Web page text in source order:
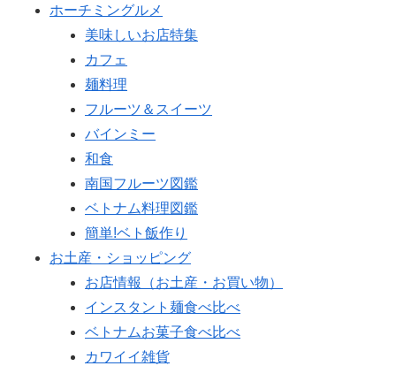
ホーチミングルメ
美味しいお店特集
カフェ
麺料理
フルーツ＆スイーツ
バインミー
和食
南国フルーツ図鑑
ベトナム料理図鑑
簡単!ベト飯作り
お土産・ショッピング
お店情報（お土産・お買い物）
インスタント麺食べ比べ
ベトナムお菓子食べ比べ
カワイイ雑貨